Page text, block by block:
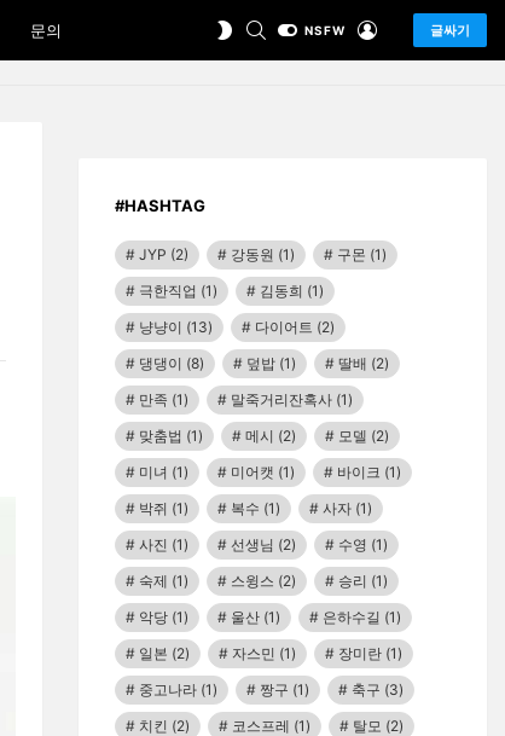
문의
SWITCHSEARCHNSFW 글싸기
#HASHTAG
JYP (2) 강동원 (1) 구몬 (1)
극한직업 (1) 김동희 (1)
냥냥이 (13) 다이어트 (2)
댕댕이 (8) 덮밥 (1) 딸배 (2)
만족 (1) 말죽거리잔혹사 (1)
맞춤법 (1) 메시 (2) 모델 (2)
미녀 (1) 미어캣 (1) 바이크 (1)
박쥐 (1) 복수 (1) 사자 (1)
사진 (1) 선생님 (2) 수영 (1)
숙제 (1) 스윙스 (2) 승리 (1)
악당 (1) 울산 (1) 은하수길 (1)
일본 (2) 자스민 (1) 장미란 (1)
중고나라 (1) 짱구 (1) 축구 (3)
치킨 (2) 코스프레 (1) 탈모 (2)